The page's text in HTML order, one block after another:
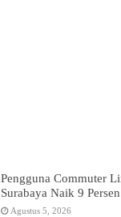
Pengguna Commuter
Surabaya Naik 9 Persen
Agustus 5, 2026